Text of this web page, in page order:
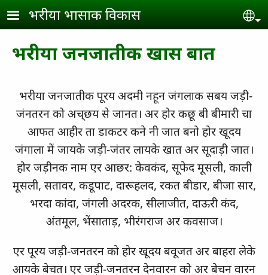
Skip to main content
भरीया भासाक विकास
भरीया जनजातीक खास बात
भरीया जनजातीक पूरय अदमी नहून जंगलाक सबय जड़ी-
जंनतरन को अच्‌छय से जानत। अर होर कछू बी बीमारी चा
आफत आहीर ता डाकटर कने नी जात बनो होर खूदय
जंगाला में जायके जड़ी-जंतर लायके खात अर सूदाड़ी जात।
होर जड़ीनक नाम एर आछर: केवकंद, सूफेद मूसली, काली
मूसली, सतावर, कडूपाट, दारूहलद, रकत बीडार, बीजा सार,
भरदा कांदा, जंगली अदरक, सीलाजीत, दाऊरी कंद,
अंतमूल, भेंसाताड़, भीरंगराज अर कवसाज।
एर पूरय जड़ी-जनतरन को होर खूदय बवूजत अर बाहरा लेके
आयके बेचत। एर जड़ी-जनतरन देनवारन को अर बेचन वारन